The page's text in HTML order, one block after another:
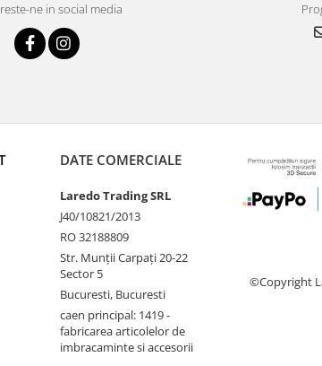
ne in social media
DATE COMERCIALE
Laredo Trading SRL
J40/10821/2013
RO 32188809
Str. Munții Carpați 20-22
Sector 5
Bucuresti, Bucuresti
caen principal: 1419 -
fabricarea articolelor de
imbracaminte si accesorii
©Copyright